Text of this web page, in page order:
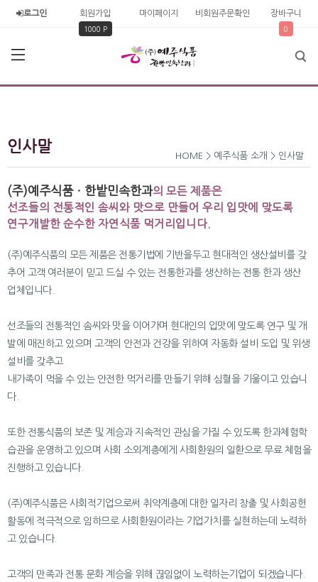
로그인 회원가입
1000 P
마이페이지 비회원주문확인 장바구니
0
HOME > 예주식품 소개 > 인사말
인사말
(주)예주식품ㆍ한밭민속한과의 모든 제품은
선조들의 전통적인 솜씨와 맛으로 만들어 우리 입맛에 맞도록
연구개발한 순수한 자연식품 먹거리입니다.
(주)예주식품의 모든 제품은 전통기법에 기반을두고 현대적인 생산설비를 갖
추어 고객 여러분이 믿고 드실 수 있는 전통한과를 생산하는 전통 한과 생산
업체입니다.
선조들의 전통적인 솜씨와 맛을 이어가며 현대인의 입맛에 맞도록 연구 및 개
발에 매진하고 있으며 고객의 안전과 건강을 위하여 자동화 설비 도입 및 위생
설비를 갖추고
내가족이 먹을 수 있는 안전한 먹거리를 만들기 위해 심혈을 기울이고 있습니
다.
또한 전통식품의 보존 및 계승과 지속적인 관심을 가질 수 있도록 한과체험학
습관을 운영하고 있으며 사회 소외계층에게 사회환원의 일환으로 무료 체험을
진행하고 있습니다.
(주)예주식품은 사회적기업으로써 취약계층에 대한 일자리 창출 및 사회공헌
활동에 적극적으로 임하므로 사회환원이라는 기업가치를 실현하는데 노력하
고 있습니다.
고객의 만족과 전통 문화 계승을 위해 끊임없이 노력하는기업이 되겠습니다.